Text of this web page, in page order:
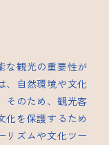
な観光の重要性が
、自然環境や文化
そのため、観光客
化を保護するため
リズムや文化ツー